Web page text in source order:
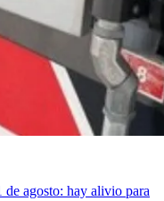
de agosto: hay alivio para